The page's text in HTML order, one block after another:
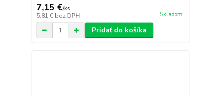
7,15 €/ks
5,81 € bez DPH Skladom
Pridať do košíka